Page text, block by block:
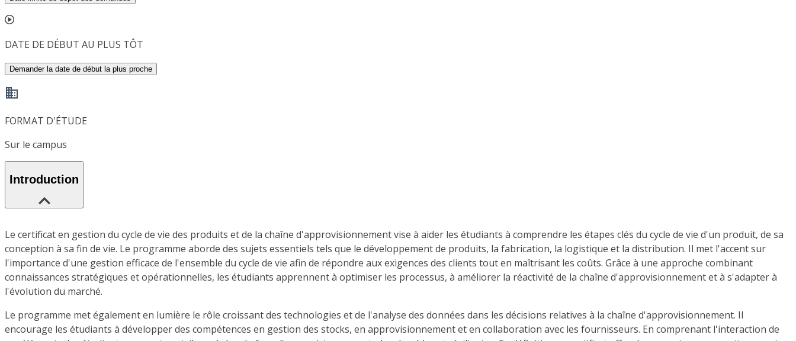
DATE DE DÉBUT AU PLUS TÔT
Demander la date de début la plus proche
FORMAT D'ÉTUDE
Sur le campus
Introduction
Le certificat en gestion du cycle de vie des produits et de la chaîne d'approvisionnement vise à aider les étudiants à comprendre les étapes clés du cycle de vie d'un produit, de sa
conception à sa fin de vie. Le programme aborde des sujets essentiels tels que le développement de produits, la fabrication, la logistique et la distribution. Il met l'accent sur
l'importance d'une gestion efficace de l'ensemble du cycle de vie afin de répondre aux exigences des clients tout en maîtrisant les coûts. Grâce à une approche combinant
connaissances stratégiques et opérationnelles, les étudiants apprennent à optimiser les processus, à améliorer la réactivité de la chaîne d'approvisionnement et à s'adapter à
l'évolution du marché.
Le programme met également en lumière le rôle croissant des technologies et de l'analyse des données dans les décisions relatives à la chaîne d'approvisionnement. Il
encourage les étudiants à développer des compétences en gestion des stocks, en approvisionnement et en collaboration avec les fournisseurs. En comprenant l'interaction de